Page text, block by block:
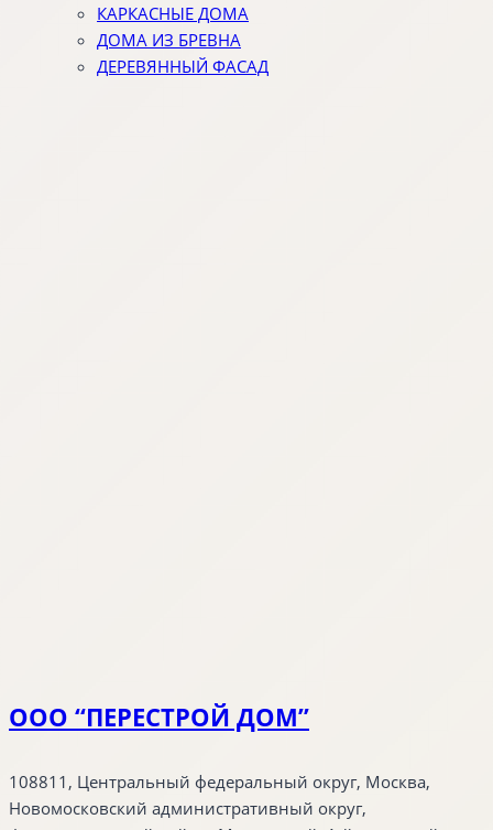
КАРКАСНЫЕ ДОМА
ДОМА ИЗ БРЕВНА
ДЕРЕВЯННЫЙ ФАСАД
ООО “ПЕРЕСТРОЙ ДОМ”
108811, Центральный федеральный округ, Москва,
Новомосковский административный округ,